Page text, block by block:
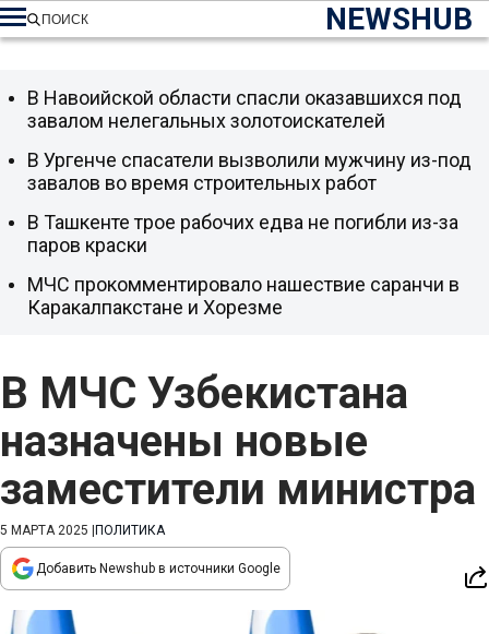
NEWSHUB
ПОИСК
В МЧС Узбекистана
назначены новые
заместители министра
5 МАРТА 2025 ПОЛИТИКА
Добавить Newshub в источники Google
В Навоийской области спасли оказавшихся под
завалом нелегальных золотоискателей
В Ургенче спасатели вызволили мужчину из-под
завалов во время строительных работ
В Ташкенте трое рабочих едва не погибли из-за
паров краски
МЧС прокомментировало нашествие саранчи в
Каракалпакстане и Хорезме